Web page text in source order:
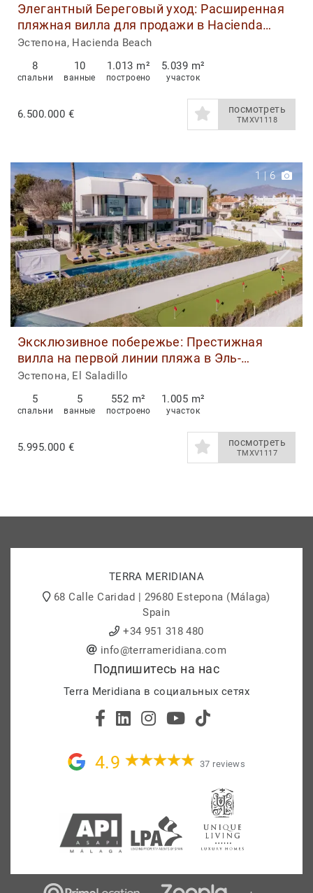
Элегантный Береговый уход: Расширенная
пляжная вилла для продажи в Hacienda
Beach, Estepona
Эстепона, Hacienda Beach
8
спальни
10
ванные
1.013 m²
построено
5.039 m²
участок
6.500.000 € посмотреть
TMXV1118
1 | 6
Эксклюзивное побережье: Престижная
вилла на первой линии пляжа в Эль-
Саладильо, Эстепона
Эстепона, El Saladillo
5
спальни
5
ванные
552 m²
построено
1.005 m²
участок
5.995.000 € посмотреть
TMXV1117
TERRA MERIDIANA
68 Calle Caridad | 29680 Estepona (Málaga)
Spain
+34 951 318 480
info@terrameridiana.com
Подпишитесь на нас
Terra Meridiana в социальных сетях
4.9 37 reviews